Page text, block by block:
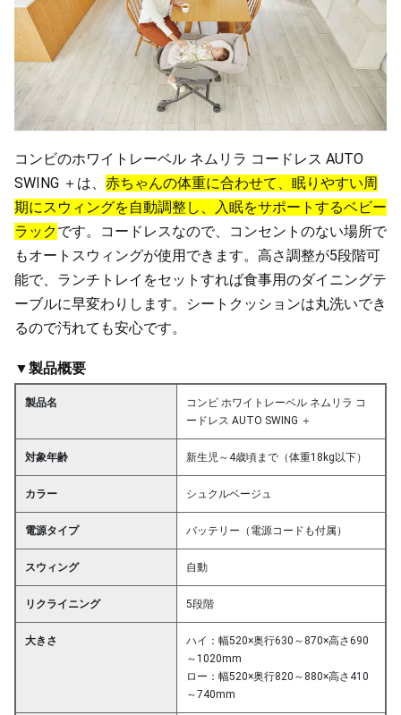
コンビのホワイトレーベル ネムリラ コードレス AUTO
SWING ＋は、 赤ちゃんの体重に合わせて、眠りやすい周
期にスウィングを自動調整し、入眠をサポートするベビー
ラックです。コードレスなので、コンセントのない場所で
もオートスウィングが使用できます。高さ調整が5段階可
能で、ランチトレイをセットすれば食事用のダイニングテ
ーブルに早変わりします。シートクッションは丸洗いでき
るので汚れても安心です。
▼製品概要
製品名
コンビ ホワイトレーベル ネムリラ コ
ードレス AUTO SWING ＋
対象年齢 新生児～4歳頃まで（体重18kg以下）
カラー シュクルベージュ
電源タイプ バッテリー（電源コードも付属）
スウィング 自動
リクライニング 5段階
大きさ
ハイ：幅520×奥行630～870×高さ690
～1020mm
ロー：幅520×奥行820～880×高さ410
～740mm